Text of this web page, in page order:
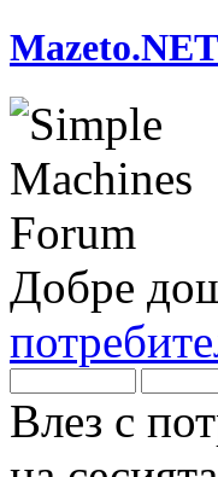
Добре
Влез с